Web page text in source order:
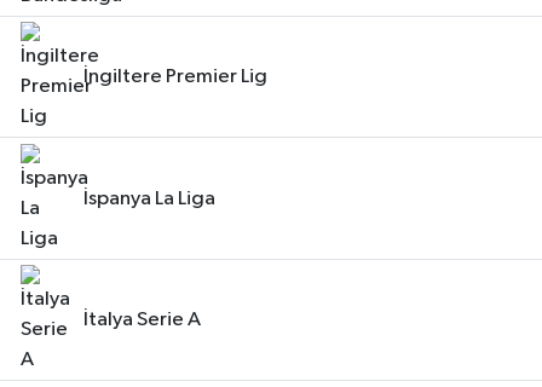
İngiltere Premier Lig
İspanya La Liga
İtalya Serie A